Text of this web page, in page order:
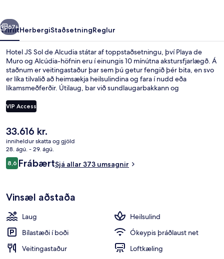
Næsta
67+
YfirlitHerbergiStaðsetningReglur
Hotel JS Sol de Alcudia státar af toppstaðsetningu, því Playa de
Muro og Alcúdia-höfnin eru í einungis 10 mínútna akstursfjarlægð. Á
staðnum er veitingastaður þar sem þú getur fengið þér bita, en svo
er líka tilvalið að heimsækja heilsulindina og fara í nudd eða
líkamsmeðferðir. Útilaug, bar við sundlaugarbakkann og
VIP Access
Núverandi
verð
er
33.616 kr.
33.616 kr.
inniheldur skatta og gjöld
28. ágú. - 29. ágú.
Umsagnir
8,68,6 af 10
FrábærtSjá allar 373 umsagnir
Vinsæl aðstaða
Laug
Heilsulind
Bílastæði í boði
Ókeypis þráðlaust net
Veitingastaður
Loftkæling